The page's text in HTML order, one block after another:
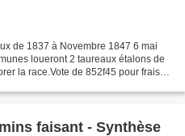
de 1837 à Novembre 1847 6 mai
loueront 2 taureaux étalons de
la race.Vote de 852f45 pour frais
faisant - Synthèse